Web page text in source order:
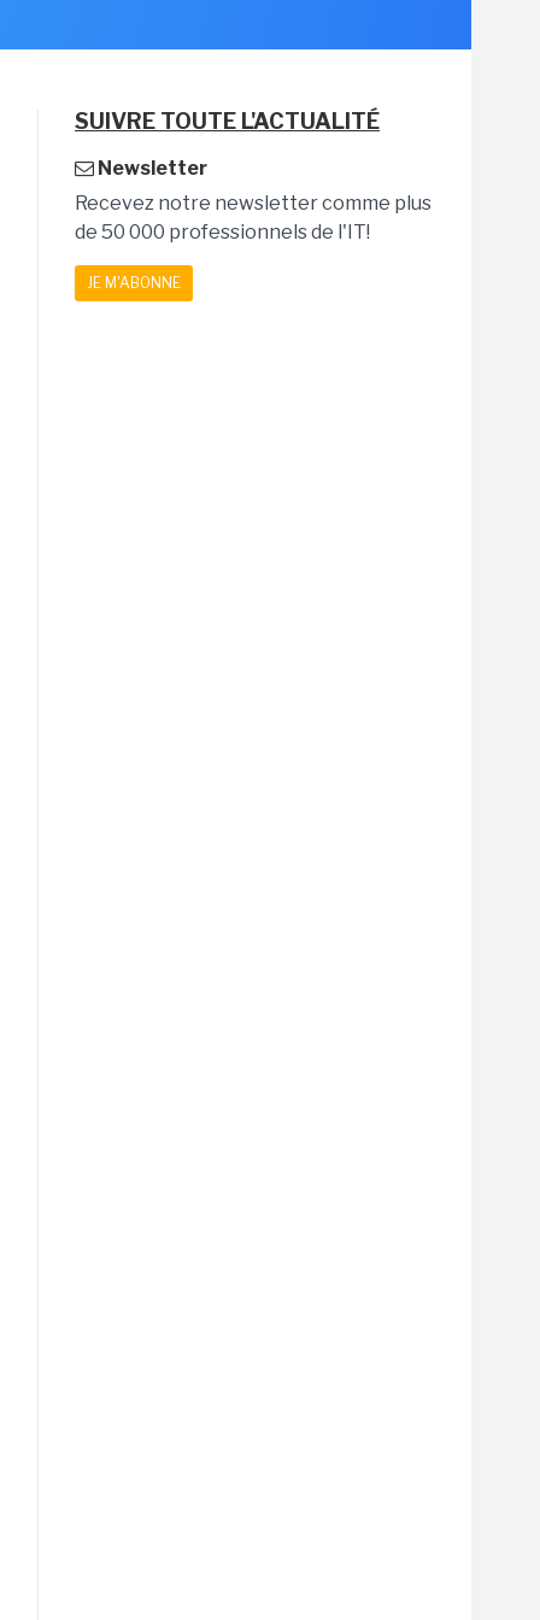
SUIVRE TOUTE L'ACTUALITÉ
Newsletter
Recevez notre newsletter comme plus
de 50 000 professionnels de l'IT!
JE M'ABONNE